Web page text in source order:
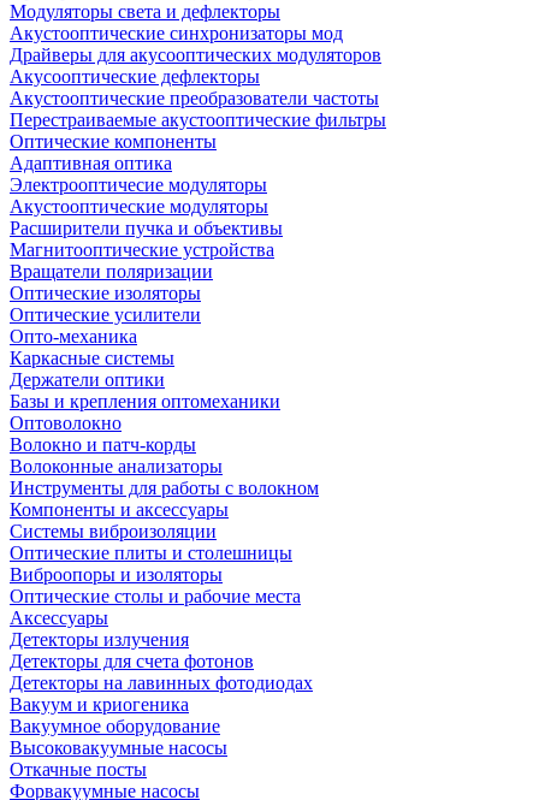
Модуляторы света и дефлекторы
Акустооптические синхронизаторы мод
Драйверы для акусооптических модуляторов
Акусооптические дефлекторы
Акустооптические преобразователи частоты
Перестраиваемые акустооптические фильтры
Оптические компоненты
Адаптивная оптика
Электрооптичесие модуляторы
Акустооптические модуляторы
Расширители пучка и объективы
Магнитооптические устройства
Вращатели поляризации
Оптические изоляторы
Оптические усилители
Опто-механика
Каркасные системы
Держатели оптики
Базы и крепления оптомеханики
Оптоволокно
Волокно и патч-корды
Волоконные анализаторы
Инструменты для работы с волокном
Компоненты и аксессуары
Системы виброизоляции
Оптические плиты и столешницы
Виброопоры и изоляторы
Оптические столы и рабочие места
Аксессуары
Детекторы излучения
Детекторы для счета фотонов
Детекторы на лавинных фотодиодах
Вакуум и криогеника
Вакуумное оборудование
Высоковакуумные насосы
Откачные посты
Форвакуумные насосы